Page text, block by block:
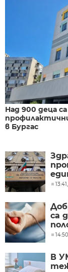
Над 900 деца
в Бургас
са
В